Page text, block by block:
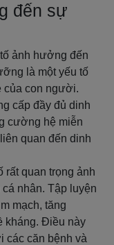
đến sự
ảnh hưởng đến
là một yếu tố
của con người.
cấp đầy đủ dinh
cường hệ miễn
quan đến dinh
rất quan trọng ảnh
nhân. Tập luyện
mạch, tăng
kháng. Điều này
các căn bệnh và